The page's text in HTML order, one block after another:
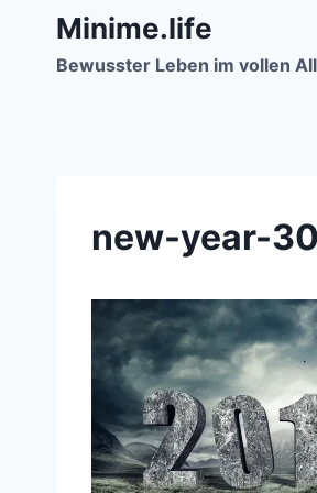
springen
Minime.life
Bewusster Leben im vollen
new-year-